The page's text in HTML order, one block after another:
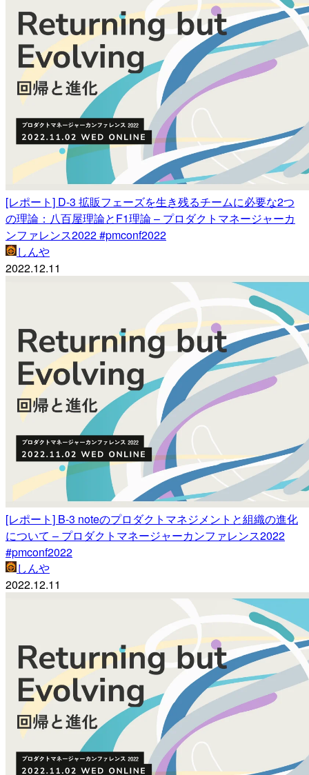
[レポート] D-3 拡販フェーズを生き残るチームに必要な2つ
の理論：八百屋理論とF1理論 – プロダクトマネージャーカ
ンファレンス2022 #pmconf2022
しんや
2022.12.11
[レポート] B-3 noteのプロダクトマネジメントと組織の進化
について – プロダクトマネージャーカンファレンス2022
#pmconf2022
しんや
2022.12.11